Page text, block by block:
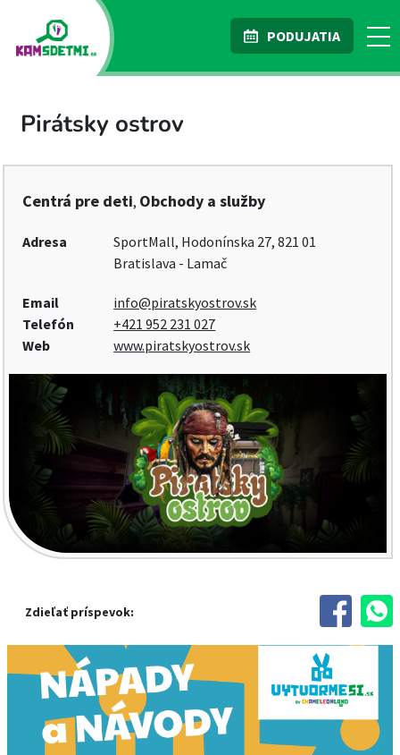
PODUJATIA
Pirátsky ostrov
Centrá pre deti, Obchody a služby
Adresa
SportMall, Hodonínska 27, 821 01
Bratislava - Lamač
Email
info@piratskyostrov.sk
Telefón
+421 952 231 027
Web
www.piratskyostrov.sk
Zdieľať príspevok: